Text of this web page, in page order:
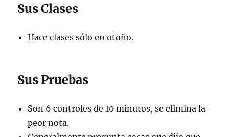
Sus Clases
Hace clases sólo en otoño.
Sus Pruebas
Son 6 controles de 10 minutos, se elimina la
peor nota.